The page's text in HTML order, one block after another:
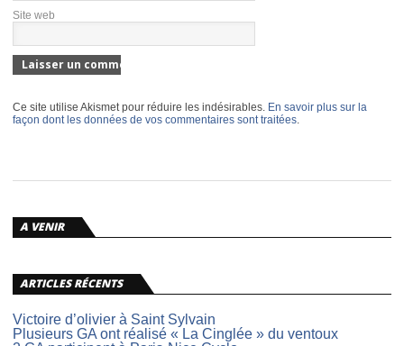
Site web
Ce site utilise Akismet pour réduire les indésirables. En savoir plus sur la
façon dont les données de vos commentaires sont traitées.
A VENIR
ARTICLES RÉCENTS
Victoire d’olivier à Saint Sylvain
Plusieurs GA ont réalisé « La Cinglée » du ventoux